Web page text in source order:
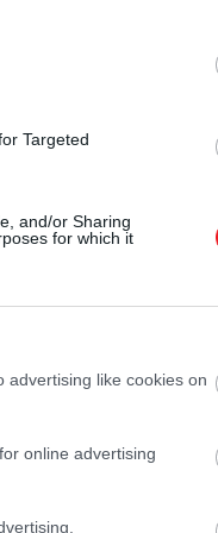
Targeted
and/or Sharing
for which it
advertising like cookies on
online advertising